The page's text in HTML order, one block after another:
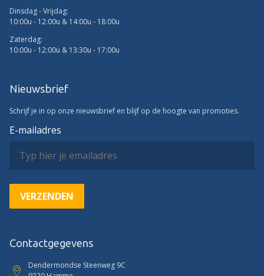
Dinsdag - Vrijdag:
10:00u - 12:00u & 14:00u - 18:00u
Zaterdag:
10:00u - 12:00u & 13:30u - 17:00u
Nieuwsbrief
Schrijf je in op onze nieuwsbrief en blijf op de hoogte van promoties.
E-mailadres
VERZENDEN
Contactgegevens
Dendermondse Steenweg 9C